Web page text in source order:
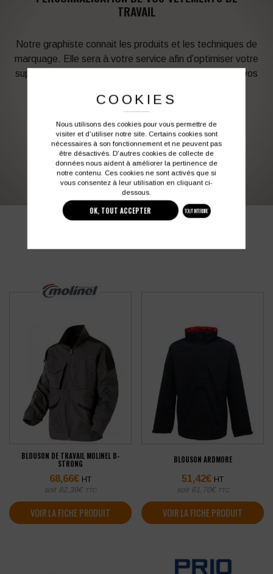
TRAVAIL
Notre graphiste connait les produits et les techniques de
marquage. Elle sera à votre service afin d’optimiser votre
support en fonction des contraintes techniques et de vos
Vous souhaitez avoir plus d’informations ?
03 27 28 87 86 contact@colbleu.fr
BLOUSON DE TRAVAIL MOLINEL B-
STRONG
68,66€ HT
soit 82,39€ TTC
VOIR LA FICHE PRODUIT
BLOUSON ARDMORE
51,42€ HT
soit 61,70€ TTC
VOIR LA FICHE PRODUIT
COOKIES
Nous utilisons des cookies pour vous permettre de
visiter et d'utiliser notre site. Certains cookies sont
nécessaires à son fonctionnement et ne peuvent pas
être désactivés. D'autres cookies de collecte de
données nous aident à améliorer la pertinence de
notre contenu. Ces cookies ne sont activés que si
vous consentez à leur utilisation en cliquant ci-
dessous.
OK, TOUT ACCEPTER TOUT INTERDIRE